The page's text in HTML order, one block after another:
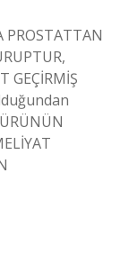
PROSTATTAN
GEÇİRMİŞ